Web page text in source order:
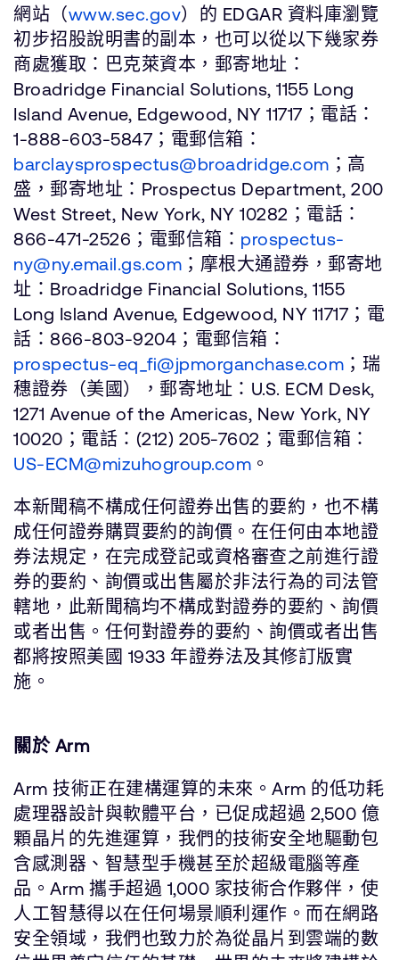
網站（www.sec.gov）的 EDGAR 資料庫瀏覽
初步招股說明書的副本，也可以從以下幾家券
商處獲取：巴克萊資本，郵寄地址：
Broadridge Financial Solutions, 1155 Long
Island Avenue, Edgewood, NY 11717；電話：
1-888-603-5847；電郵信箱：
barclaysprospectus@broadridge.com ；高
盛，郵寄地址：Prospectus Department, 200
West Street, New York, NY 10282；電話：
866-471-2526；電郵信箱： prospectus-
ny@ny.email.gs.com ；摩根大通證券，郵寄地
址：Broadridge Financial Solutions, 1155
Long Island Avenue, Edgewood, NY 11717；電
話：866-803-9204；電郵信箱：
prospectus-eq_fi@jpmorganchase.com ；瑞
穗證券（美國），郵寄地址：U.S. ECM Desk,
1271 Avenue of the Americas, New York, NY
10020；電話：(212) 205-7602；電郵信箱：
US-ECM@mizuhogroup.com 。
本新聞稿不構成任何證券出售的要約，也不構
成任何證券購買要約的詢價。在任何由本地證
券法規定，在完成登記或資格審查之前進行證
券的要約、詢價或出售屬於非法行為的司法管
轄地，此新聞稿均不構成對證券的要約、詢價
或者出售。任何對證券的要約、詢價或者出售
都將按照美國 1933 年證券法及其修訂版實
施。
關於 Arm
Arm 技術正在建構運算的未來。Arm 的低功耗
處理器設計與軟體平台，已促成超過 2,500 億
顆晶片的先進運算，我們的技術安全地驅動包
含感測器、智慧型手機甚至於超級電腦等產
品。Arm 攜手超過 1,000 家技術合作夥伴，使
人工智慧得以在任何場景順利運作。而在網路
安全領域，我們也致力於為從晶片到雲端的數